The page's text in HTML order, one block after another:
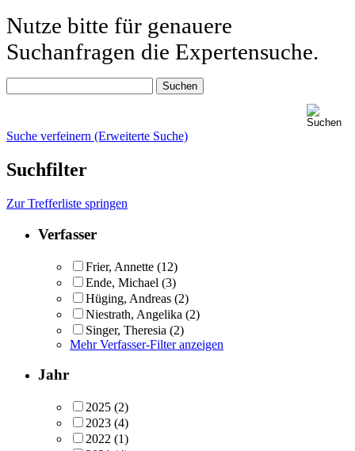
Nutze bitte für genauere
Suchanfragen die Expertensuche.
Suche verfeinern (Erweiterte Suche)
Suchfilter
Zur Trefferliste springen
Verfasser
Frier, Annette (12)
Ende, Michael (3)
Hüging, Andreas (2)
Niestrath, Angelika (2)
Singer, Theresia (2)
Mehr Verfasser-Filter anzeigen
Jahr
2025 (2)
2023 (4)
2022 (1)